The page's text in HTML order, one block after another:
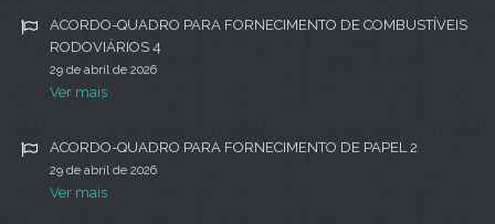
ACORDO-QUADRO PARA FORNECIMENTO DE COMBUSTÍVEIS
RODOVIÁRIOS 4
29 de abril de 2026
Ver mais
ACORDO-QUADRO PARA FORNECIMENTO DE PAPEL 2
29 de abril de 2026
Ver mais